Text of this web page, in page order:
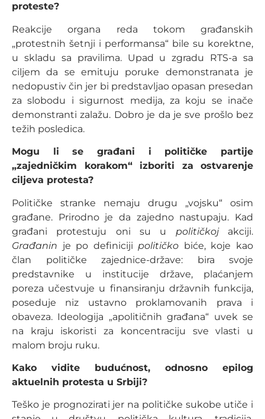
proteste?
Reakcije organa reda tokom građanskih
„protestnih šetnji i performansa“ bile su korektne,
u skladu sa pravilima. Upad u zgradu RTS-a sa
ciljem da se emituju poruke demonstranata je
nedopustiv čin jer bi predstavljao opasan presedan
za slobodu i sigurnost medija, za koju se inače
demonstranti zalažu. Dobro je da je sve prošlo bez
težih posledica.
Mogu li se građani i političke partije
„zajedničkim korakom“ izboriti za ostvarenje
ciljeva protesta?
Političke stranke nemaju drugu „vojsku“ osim
građane. Prirodno je da zajedno nastupaju. Kad
građani protestuju oni su u političkoj akciji.
Građanin je po definiciji političko biće, koje kao
član političke zajednice-države: bira svoje
predstavnike u institucije države, plaćanjem
poreza učestvuje u finansiranju državnih funkcija,
poseduje niz ustavno proklamovanih prava i
obaveza. Ideologija „apolitičnih građana“ uvek se
na kraju iskoristi za koncentraciju sve vlasti u
malom broju ruku.
Kako vidite budućnost, odnosno epilog
aktuelnih protesta u Srbiji?
Teško je prognozirati jer na političke sukobe utiče i